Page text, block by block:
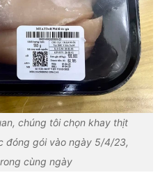
chúng tôi chọn khay thịt
đóng gói vào ngày 5/4/23,
cùng ngày